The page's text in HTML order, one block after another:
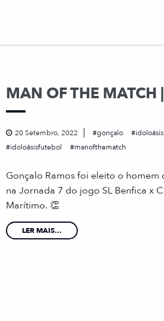
MAN OF THE MATCH |
20 Setembro, 2022 gonçalo
idoloásis
idoloásisfutebol
manofthematch
Gonçalo Ramos foi eleito o homem
na Jornada 7 do jogo SL Benfica x
Marítimo. 👏
LER MAIS...